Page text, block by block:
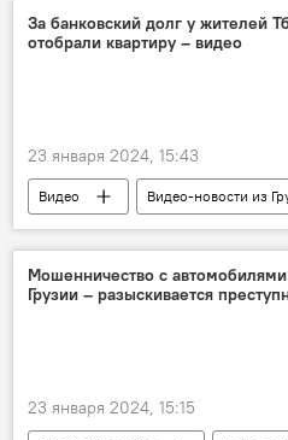
Специальная следственная служба
За банковский долг у жителей
отобрали квартиру – видео
23 января 2024, 15:43
Видео
Видео-новости из
Мультимедиа
Мошенничество с
Грузии – разыскивается
23 января 2024, 15:15